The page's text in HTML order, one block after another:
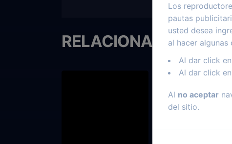
RELACIONADOS
Los
pautas
usted desea
al hacer algunas
Al dar click
Al dar click
Al no aceptar
del sitio.